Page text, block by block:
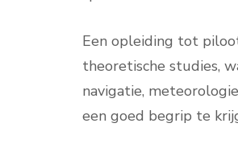
Een opleiding tot
theoretische studies,
navigatie,
een goed begrip te